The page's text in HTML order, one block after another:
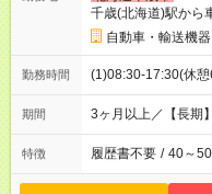
千歳(北海道)駅から
自動車・輸送機器
勤務時間 (1)08:30-17:30(休
期間 3ヶ月以上／【長期
特徴 履歴書不要 / 40～